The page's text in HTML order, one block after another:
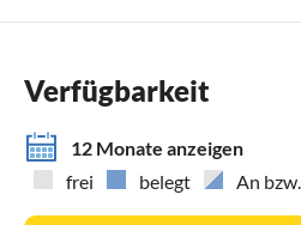
bei "WEITERE
*****
Verfügbarkeit
12 Monate anzeigen
frei
belegt An